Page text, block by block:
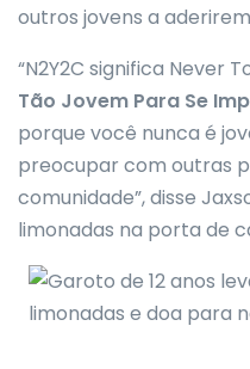
outros jovens a
“N2Y2C significa Never
Tão Jovem Para Se
porque você nunca é
preocupar com outras
comunidade”, disse
limonadas na porta de